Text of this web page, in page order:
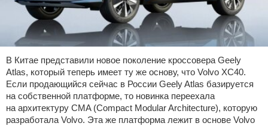
В Китае представили новое поколение кроссовера Geely
Atlas, который теперь имеет ту же основу, что Volvo XC40.
Если продающийся сейчас в России Geely Atlas базируется
на собственной платформе, то новинка переехала
на архитектуру CMA (Compact Modular Architecture), которую
разработала Volvo. Эта же платформа лежит в основе Volvo